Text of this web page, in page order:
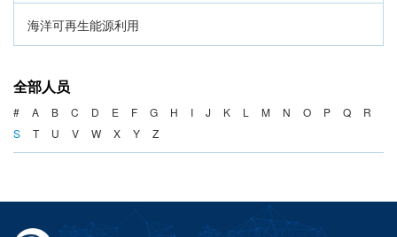
海洋可再生能源利用
海洋产业与政策
海洋可持续发展
全部人员
# A B C D E F G H I J K L M N O P Q
R
S
T U V W X Y Z